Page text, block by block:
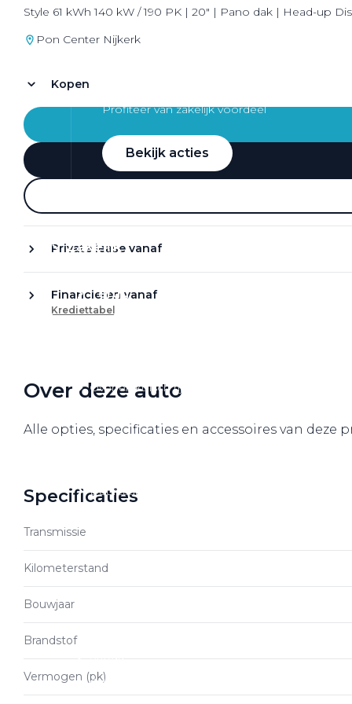
Profiteer van zakelijk voordeel
Bekijk acties
Zakelijk
Terug
Over elektrisch rijden
Onderhoud en kosten
Duurzaamheid
Škoda
CUPRA
Style 61 kWh 140 kW / 190 PK | 20" | Pano dak | Head-up
Pon Center Nijkerk
Kopen
Private lease vanaf
Financieren vanaf
Krediettabel
Over deze auto
Alle opties, specificaties en accessoires van deze
Specificaties
Transmissie
Kilometerstand
Bouwjaar
Brandstof
Vermogen (pk)